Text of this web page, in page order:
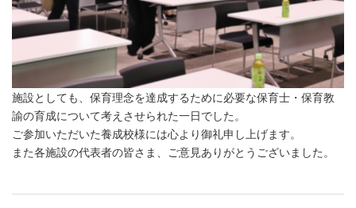
施設としても、保育理念を達成するために必要な保育士・保育教
諭の育成について考えさせられた一日でした。
ご参加いただいた養成校様には心より御礼申し上げます。
また各施設の代表者の皆さま、ご意見ありがとうございました。